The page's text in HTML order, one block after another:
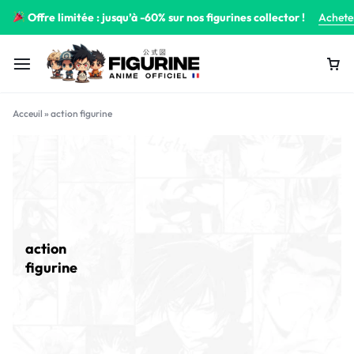
Offre limitée : jusqu’à -60% sur nos figurines collector !
Acceuil » action figurine
action
figurine